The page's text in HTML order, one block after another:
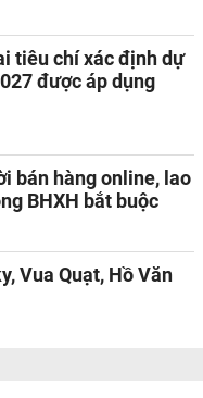
tiêu chí xác định dự
được áp dụng
bán hàng online, lao
BHXH bắt buộc
Vua Quạt, Hồ Văn